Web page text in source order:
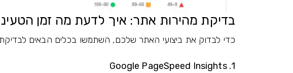
בדיקת מהירות אתר: איך לדעת מה זמן
כדי לבדוק את ביצועי האתר שלכם, השתמשו בכלים הבאים
1. Google PageSpeed Insights